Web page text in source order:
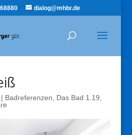
dialog@mhbr.de
| Badreferenzen Das Bad 1.19